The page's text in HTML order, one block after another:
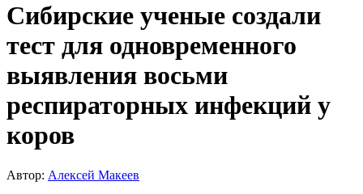
Сибирские ученые создали
тест для одновременного
выявления восьми
респираторных инфекций у
коров
Автор: Алексей Макеев